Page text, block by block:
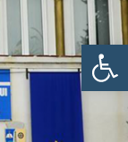
Deschide bara de unelte